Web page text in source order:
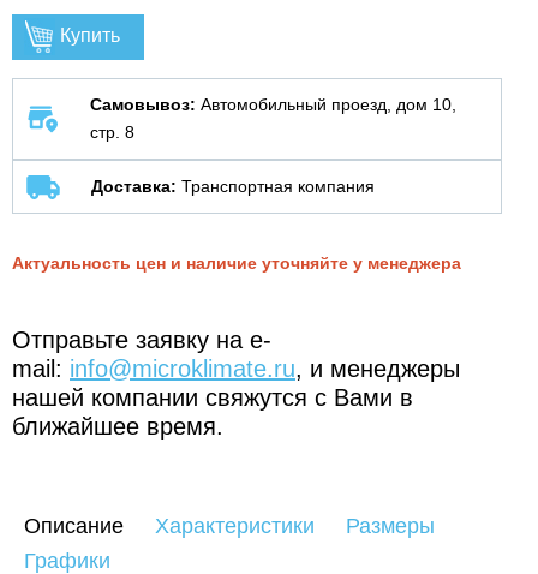
Купить
Самовывоз: Автомобильный проезд, дом 10,
стр. 8
Доставка: Транспортная компания
Актуальность цен и наличие уточняйте у менеджера
Отправьте заявку на e-
mail: info@microklimate.ru, и менеджеры
нашей компании свяжутся с Вами в
ближайшее время.
Описание Характеристики
Размеры
Графики